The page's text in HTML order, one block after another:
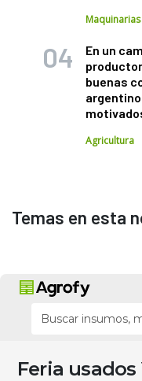
En un
buenas
Agricultura
Temas en esta
Feria